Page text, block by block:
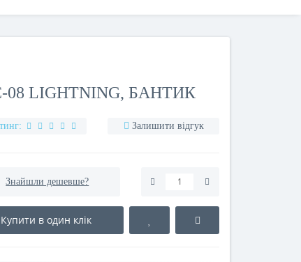
08 LIGHTNING, БАНТИК
Залишити відгук
Знайшли дешевше?
Купити в один клік